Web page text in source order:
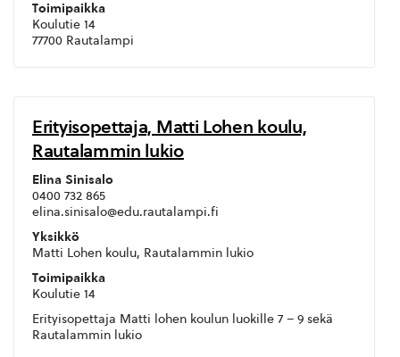
Toimipaikka
Koulutie 14
77700 Rautalampi
Erityisopettaja, Matti Lohen koulu,
Rautalammin lukio
Elina Sinisalo
0400 732 865
elina.sinisalo@edu.rautalampi.fi
Yksikkö
Matti Lohen koulu, Rautalammin lukio
Toimipaikka
Koulutie 14
Erityisopettaja Matti lohen koulun luokille 7 – 9 sekä
Rautalammin lukio